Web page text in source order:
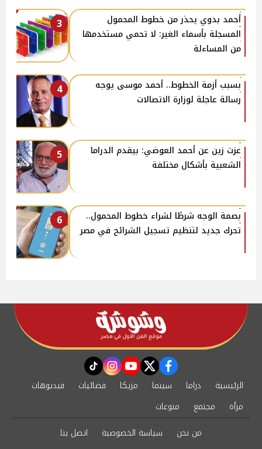
3
أحمد بدوي يحذر من خطوط المحمول
المسجلة بأسماء الغير: لا تحمي مستخدمها
من المساءلة
4
بسبب أزمة الخطوط.. أحمد موسى يوجه
رسالة عاجلة لوزارة الاتصالات
5
عزت زين عن أحمد العوضي: بيقدم الدراما
الشعبية بأشكال مختلفة
6
بصمة الوجه شرطًا لشراء خطوط المحمول..
تحرك جديد لتنظيم تسجيل الشرائح في مصر
facebook
twitter
youtube
instagram
tiktok
الرئيسية دراما سينما مزيكا فضائيات
فيديوهات
مرأة
مجتمع
منوعات
من نحن
سياسة الخصوصية اتصل بنا